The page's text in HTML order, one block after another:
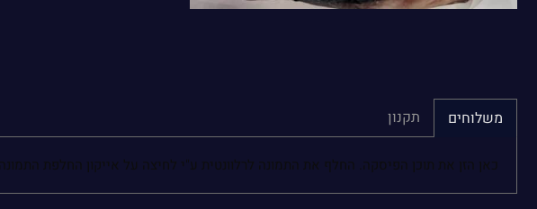
משלוחים תקנון
כאן הזן את תוכן הפיסקה. החלף את התמונה לרלוונטית ע"י לחיצה על אייקון החלפת